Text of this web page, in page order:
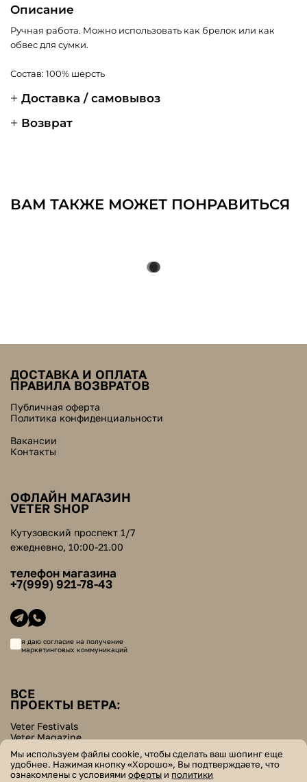
Описание
Ручная работа. Можно использовать как брелок или как
обвес для сумки.
Состав: 100% шерсть
Доставка / самовывоз
Возврат
ВАМ ТАКЖЕ МОЖЕТ ПОНРАВИТЬСЯ
ДОСТАВКА И ОПЛАТА
ПРАВИЛА ВОЗВРАТОВ
Публичная оферта
Политика конфиденциальности
Вакансии
Контакты
ОФЛАЙН МАГАЗИН
VETER SHOP
Кутузовский проспект 1/7
ежедневно, 10:00-21.00
телефон магазина
+7(999) 921-78-43
я даю согласие на получение
маркетинговых коммуникаций
ВСЕ
ПРОЕКТЫ ВЕТРА:
Veter Festivals
Veter Magazine
Helpers Bazar
Мы используем файлы cookie, чтобы сделать ваш шопинг еще
удобнее. Нажимая кнопку «Хорошо», Вы подтверждаете, что
ознакомлены с условиямиоферты и политики